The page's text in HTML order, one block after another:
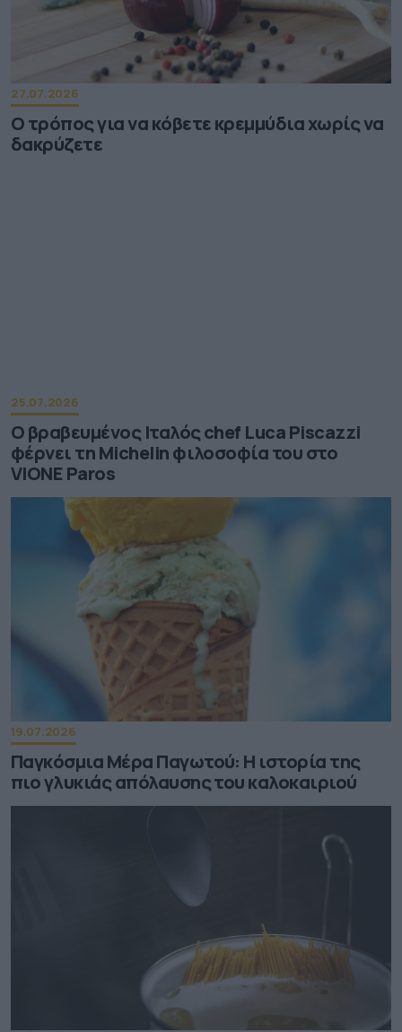
27.07.2026
Ο τρόπος για να κόβετε κρεμμύδια χωρίς να
δακρύζετε
25.07.2026
Ο βραβευμένος Ιταλός chef Luca Piscazzi
φέρνει τη Michelin φιλοσοφία του στο
VIONE Paros
19.07.2026
Παγκόσμια Μέρα Παγωτού: Η ιστορία της
πιο γλυκιάς απόλαυσης του καλοκαιριού